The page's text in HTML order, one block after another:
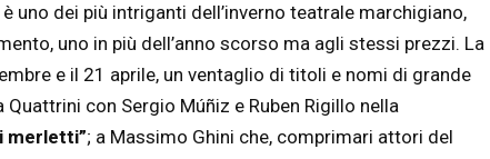
uno dei più intriganti dell’inverno teatrale marchigiano,
uno in più dell’anno scorso ma agli stessi prezzi. La
e il 21 aprile, un ventaglio di titoli e nomi di grande
con Sergio Múñiz e Ruben Rigillo nella
merletti”; a Massimo Ghini che, comprimari attori del